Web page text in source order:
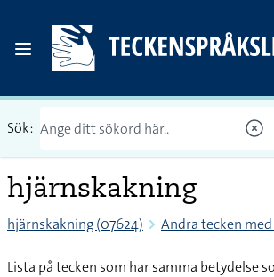
Sök:
hjärnskakning
hjärnskakning (07624) Andra tecken
Lista på tecken som har samma betydelse